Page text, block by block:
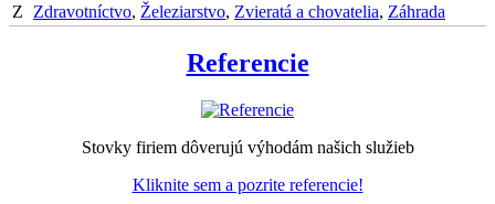
Z
Zdravotníctvo, Železiarstvo, Zvieratá a chovatelia, Záhrada
Referencie
Stovky firiem dôverujú výhodám našich služieb
Kliknite sem a pozrite referencie!